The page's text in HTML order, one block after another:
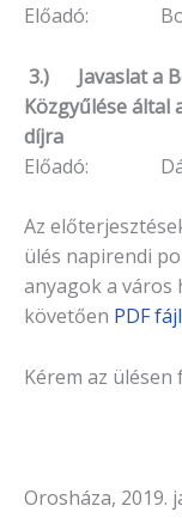
Előadó:
3.) Javaslat a
Közgyűlése által
díjra
Előadó:
Az
ülés napirendi
anyagok a város
köve­tően PDF
Kérem az
Orosháza, 2019.